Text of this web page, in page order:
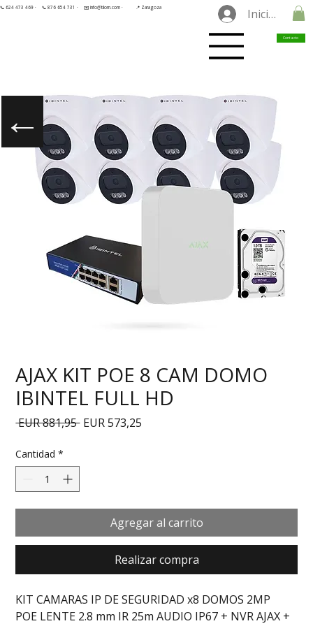
📞 624 473 469 · 📞 876 654 731 · ✉️ info@tilorn.com · 📍 Zaragoza Iniciar
Contacto
AJAX KIT POE 8 CAM DOMO
IBINTEL FULL HD
EUR 881,95 Precio
EUR 573,25
Cantidad *
Agregar al carrito
Realizar compra
KIT CAMARAS IP DE SEGURIDAD x8 DOMOS 2MP
POE LENTE 2.8 mm IR 25m AUDIO IP67 + NVR AJAX +
←